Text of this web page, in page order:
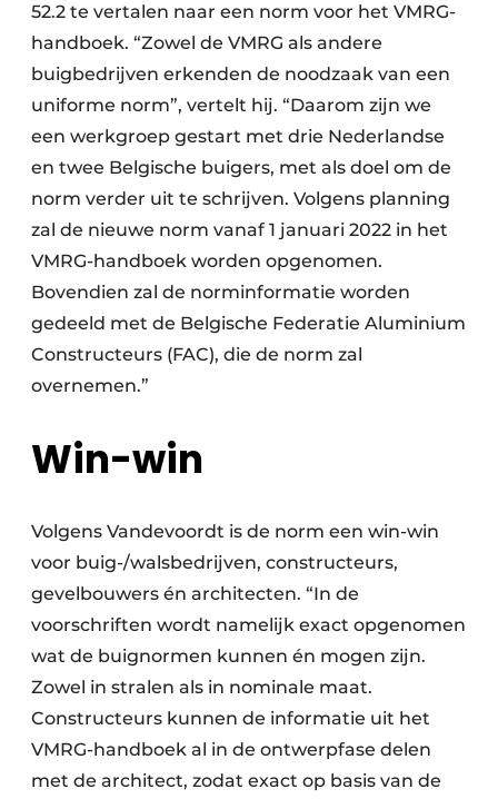
52.2 te vertalen naar een norm voor het VMRG-
handboek. “Zowel de VMRG als andere
buigbedrijven erkenden de noodzaak van een
uniforme norm”, vertelt hij. “Daarom zijn we
een werkgroep gestart met drie Nederlandse
en twee Belgische buigers, met als doel om de
norm verder uit te schrijven. Volgens planning
zal de nieuwe norm vanaf 1 januari 2022 in het
VMRG-handboek worden opgenomen.
Bovendien zal de norminformatie worden
gedeeld met de Belgische Federatie Aluminium
Constructeurs (FAC), die de norm zal
overnemen.”
Win-win
Volgens Vandevoordt is de norm een win-win
voor buig-/walsbedrijven, constructeurs,
gevelbouwers én architecten. “In de
voorschriften wordt namelijk exact opgenomen
wat de buignormen kunnen én mogen zijn.
Zowel in stralen als in nominale maat.
Constructeurs kunnen de informatie uit het
VMRG-handboek al in de ontwerpfase delen
met de architect, zodat exact op basis van de